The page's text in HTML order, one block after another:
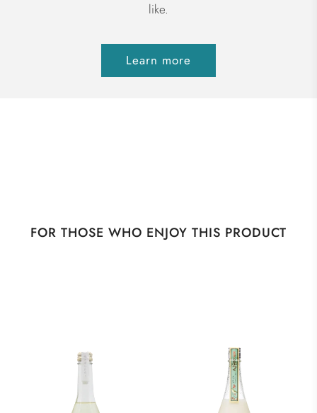
like.
Learn more
FOR THOSE WHO ENJOY THIS PRODUCT